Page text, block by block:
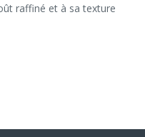
raffiné et à sa texture